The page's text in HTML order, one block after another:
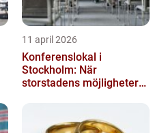
11 april 2026
Konferenslokal i
Stockholm: När
storstadens möjligheter